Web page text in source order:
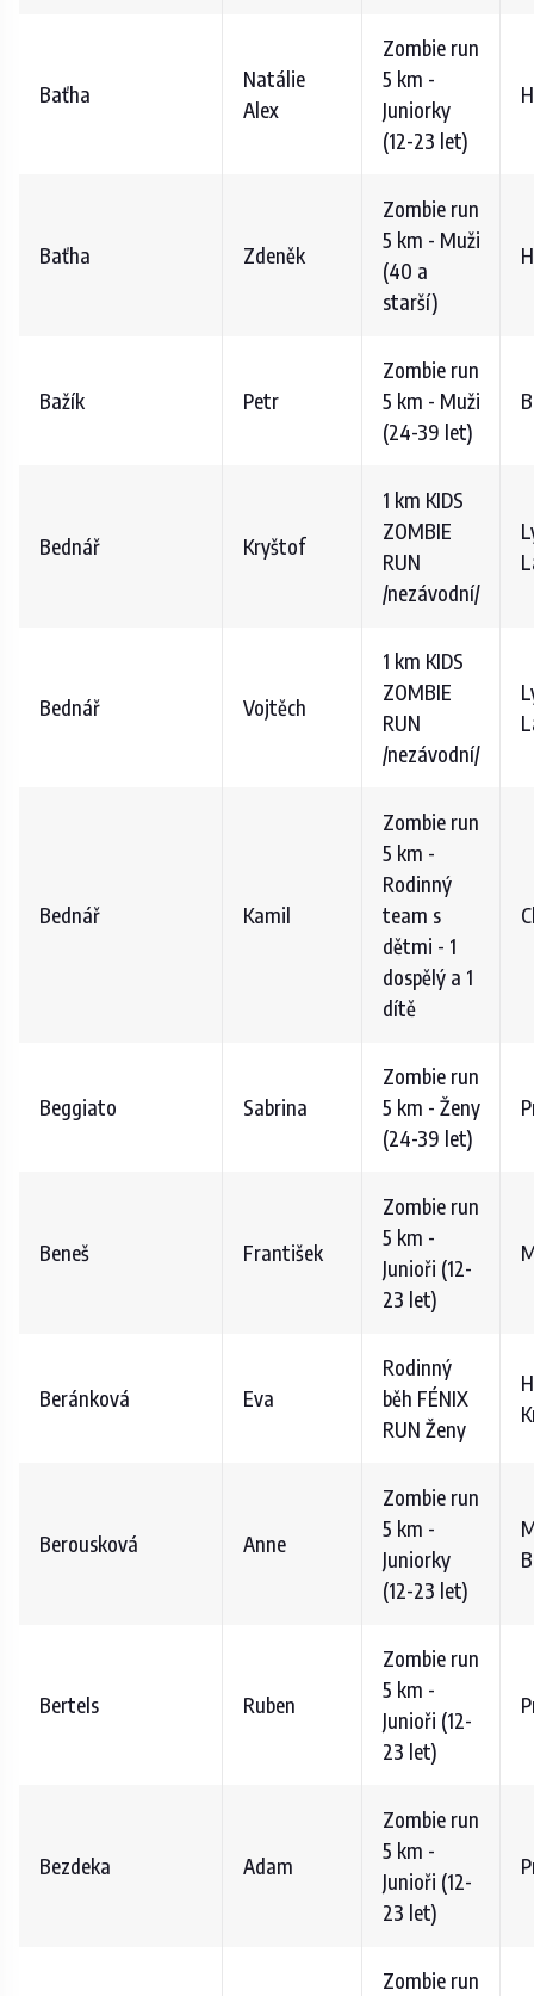
Baťha
Natálie
Alex
Zombie run
5 km -
Juniorky
(12-23 let)
Baťha Zdeněk
Zombie run
5 km - Muži
(40 a
starší)
Bažík Petr
Zombie run
5 km - Muži
(24-39 let)
Bednář Kryštof
1 km KIDS
ZOMBIE
RUN
/nezávodní/
Bednář Vojtěch
1 km KIDS
ZOMBIE
RUN
/nezávodní/
Bednář Kamil
Zombie run
5 km -
Rodinný
team s
dětmi - 1
dospělý a 1
dítě
Beggiato Sabrina
Zombie run
5 km - Ženy
(24-39 let)
Beneš František
Zombie run
5 km -
Junioři (12-
23 let)
Beránková Eva
Rodinný
běh FÉNIX
RUN Ženy
Berousková Anne
Zombie run
5 km -
Juniorky
(12-23 let)
Bertels Ruben
Zombie run
5 km -
Junioři (12-
23 let)
Bezdeka Adam
Zombie run
5 km -
Junioři (12-
23 let)
Zombie run